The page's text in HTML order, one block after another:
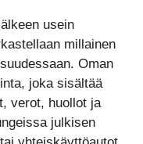
usein
millainen
Oman
joka sisältää
verot, huollot ja
julkisen